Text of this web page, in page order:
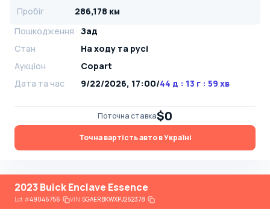
Пробіг
286,178 км
Пошкодження
Зад
Стан
На ​​ходу та русі
Аукціон
Copart
Дата та час
9/22/2026, 17:00/44 д : 13 г : 59 хв
Поточна ставка$0
Точна вартість авто в Україні
2023 Buick Enclave Essence
Lot#49046756 VIN:5GAERBKWXPJ262378